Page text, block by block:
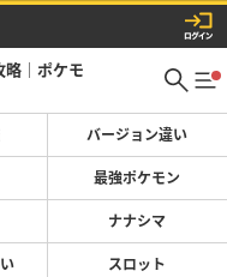
略｜ポケモ
バージョン違い
最強ポケモン
ナナシマ
スロット